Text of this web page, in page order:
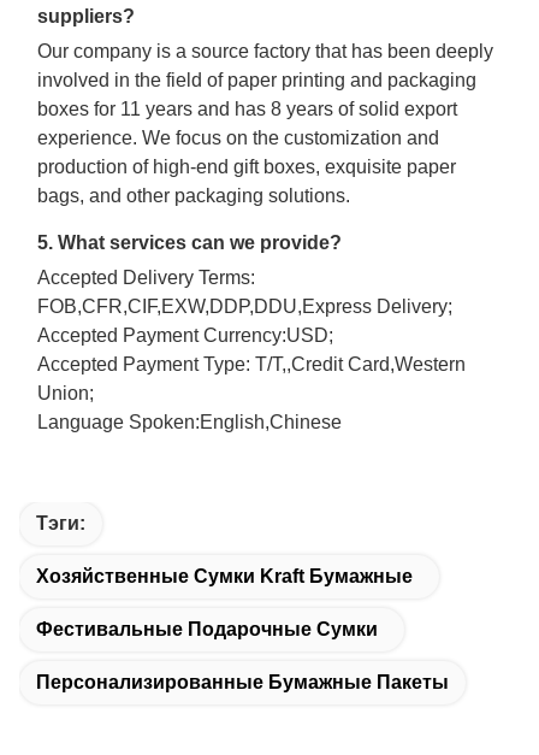
suppliers?
Our company is a source factory that has been deeply
involved in the field of paper printing and packaging
boxes for 11 years and has 8 years of solid export
experience. We focus on the customization and
production of high-end gift boxes, exquisite paper
bags, and other packaging solutions.
5. What services can we provide?
Accepted Delivery Terms:
FOB,CFR,CIF,EXW,DDP,DDU,Express Delivery;
Accepted Payment Currency:USD;
Accepted Payment Type: T/T,,Credit Card,Western
Union;
Language Spoken:English,Chinese
Тэги:
Хозяйственные Сумки Kraft Бумажные
Фестивальные Подарочные Сумки
Персонализированные Бумажные Пакеты